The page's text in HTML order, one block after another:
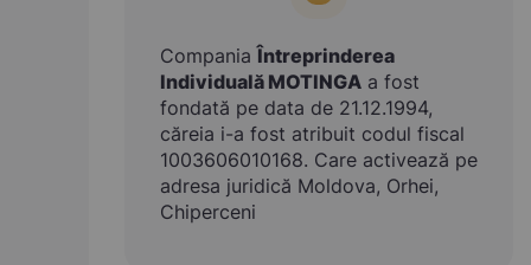
CompaniaÎntreprinderea
Individuală MOTINGA a fost
fondată pe data de 21.12.1994,
căreia i-a fost atribuit codul fiscal
1003606010168. Care activează pe
adresa juridică Moldova, Orhei,
Chiperceni